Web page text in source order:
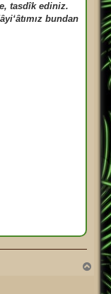
tasdîk ediniz.
bundan